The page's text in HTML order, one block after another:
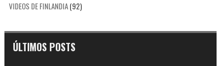
VIDEOS DE FINLANDIA(92)
ÚLTIMOS POSTS